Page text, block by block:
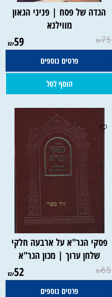
הגדה של פסח | פניני הגאון
מווילנא
₪75
₪59
פרטים נוספים
הוסף לסל
פסקי הגר"א על ארבעה חלקי
שלחן ערוך | מכון הגר"א
₪65
₪52
פרטים נוספים